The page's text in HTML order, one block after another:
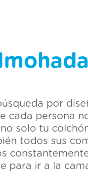
por
cada persona
solo tu
todos sus
para ir a la